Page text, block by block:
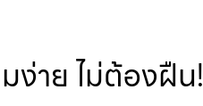
ง่าย ไม่ต้องฝืน!